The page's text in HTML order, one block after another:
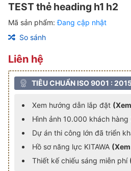
TEST thẻ heading h1 h2
Mã sản phẩm:Đang cập nhật
So sánh
Liên hệ
TIÊU CHUẨN ISO 9001 :
Xem hướng dẫn lắp đặt
Hình ảnh 10.000 khách hàng
Dự án thi công lớn đã triển
Hồ sơ năng lực KITAWA
Thiết kế chiếu sáng miễn phí